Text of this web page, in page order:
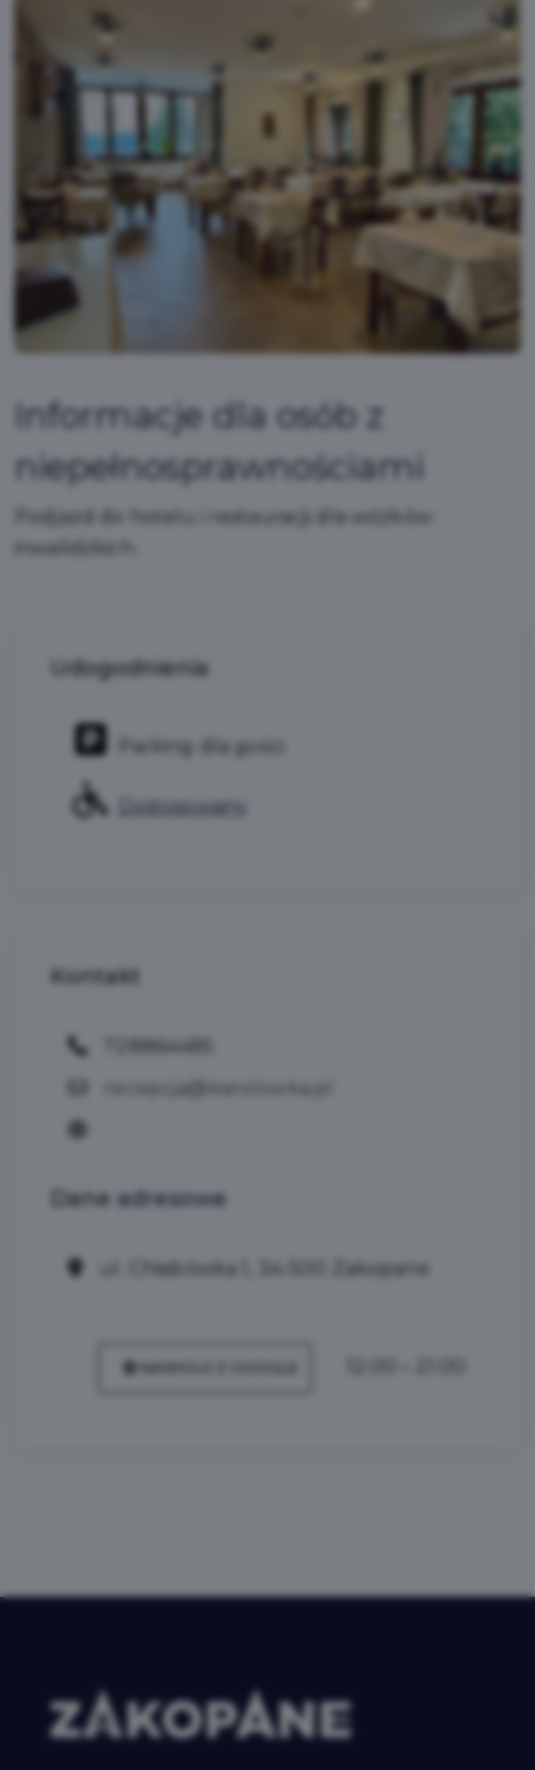
Informacje dla osób z
niepełnosprawnościami
Podjazd do hotelu i restauracji dla wózków
inwalidzkich.
Udogodnienia
Parking dla gości
Dostosowany
Kontakt
728864485
recepcja@karolowka.pl
Dane adresowe
ul. Chłabówka 1, 34-500 Zakopane